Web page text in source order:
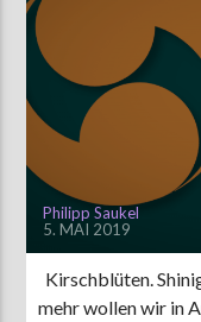
Philipp Saukel
5. MAI 2019
Kirschblüten.
mehr wollen wir in